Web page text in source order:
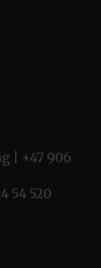
| +47 906
54 520